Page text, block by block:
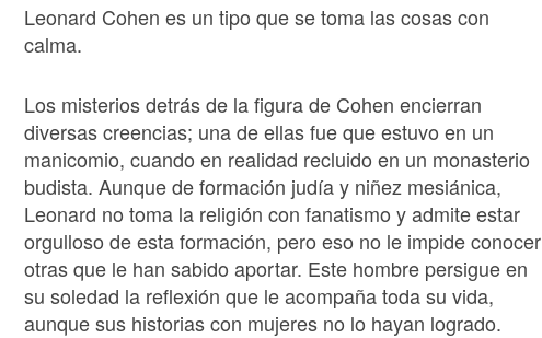
Leonard Cohen es un tipo que se toma las cosas con
calma.
Los misterios detrás de la figura de Cohen encierran
diversas creencias; una de ellas fue que estuvo en un
manicomio, cuando en realidad recluido en un monasterio
budista. Aunque de formación judía y niñez mesiánica,
Leonard no toma la religión con fanatismo y admite estar
orgulloso de esta formación, pero eso no le impide conocer
otras que le han sabido aportar. Este hombre persigue en
su soledad la reflexión que le acompaña toda su vida,
aunque sus historias con mujeres no lo hayan logrado.